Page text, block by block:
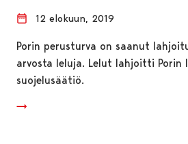
12 elokuun, 2019
Porin perusturva on saanut
arvosta leluja. Lelut lahjoitti Porin
suojelusäätiö.